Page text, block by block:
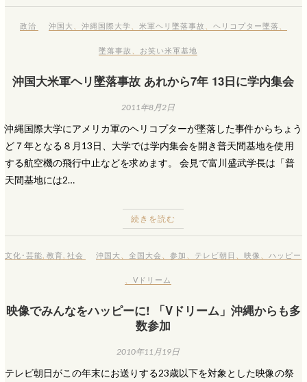
政治 沖国大 沖縄国際大学 米軍ヘリ墜落事故 ヘリコプター墜落
墜落事故 お笑い米軍基地
沖国大米軍ヘリ墜落事故 あれから7年 13日に学内集会
2011年8月2日
沖縄国際大学にアメリカ軍のヘリコプターが墜落した事件からちょう
ど７年となる８月13日、大学では学内集会を開き普天間基地を使用
する航空機の飛行中止などを求めます。 会見で富川盛武学長は「普
天間基地には2…
続きを読む
文化･芸能 ,教育 ,社会 沖国大 、全国大会 、参加 テレビ朝日 、映像 ハッピー
、Vドリーム
映像でみんなをハッピーに! 「Vドリーム」沖縄からも多
数参加
2010年11月19日
テレビ朝日がこの年末にお送りする23歳以下を対象とした映像の祭